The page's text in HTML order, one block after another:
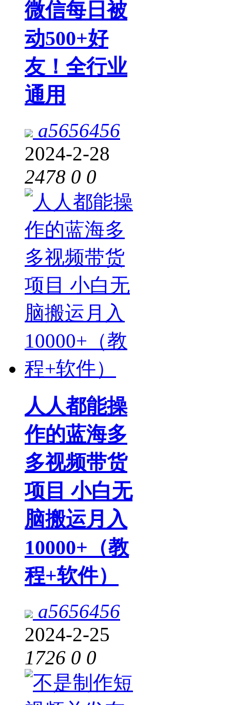
微信每日被
动500+好
友！全行业
通用
a5656456
2024-2-28
2478 0 0
人人都能操
作的蓝海多
多视频带货
项目 小白无
脑搬运月入
10000+（教
程+软件）
a5656456
2024-2-25
1726 0 0